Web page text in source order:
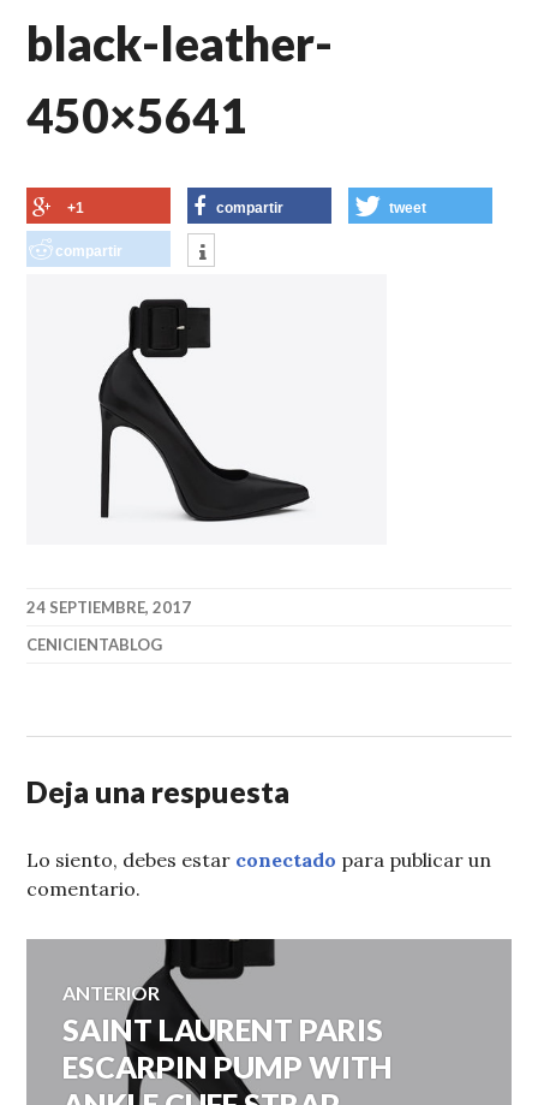
black-leather-
450×5641
+1 compartir tweet
compartir
24 SEPTIEMBRE, 2017
CENICIENTABLOG
Deja una respuesta
Lo siento, debes estar conectado para publicar un
comentario.
Navegación
de
ANTERIOR
Entrada
anterior:
SAINT LAURENT PARIS
ESCARPIN PUMP WITH